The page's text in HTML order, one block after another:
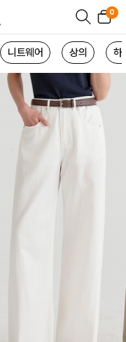
0
니트웨어 상의 하